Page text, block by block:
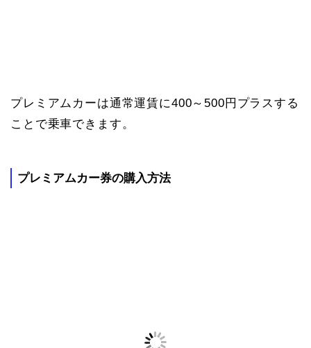
プレミアムカーは通常運賃に400～500円プラスする
ことで乗車できます。
プレミアムカー券の購入方法